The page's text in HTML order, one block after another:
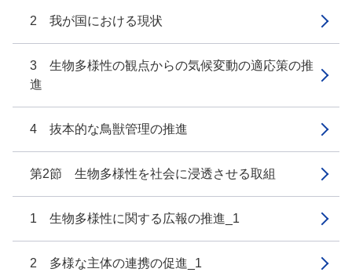
2 我が国における現状
3 生物多様性の観点からの気候変動の適応策の推
進
4 抜本的な鳥獣管理の推進
第2節 生物多様性を社会に浸透させる取組
1 生物多様性に関する広報の推進_1
2 多様な主体の連携の促進_1